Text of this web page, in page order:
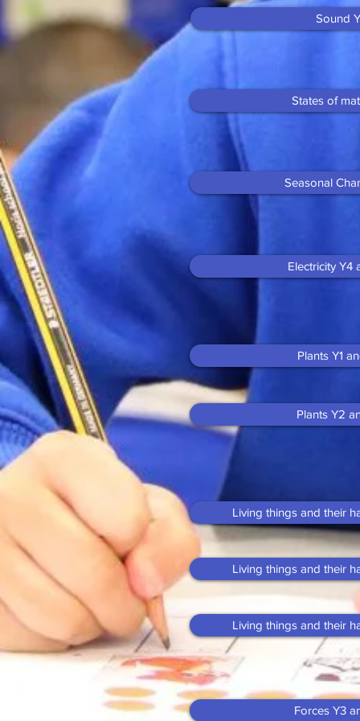
Sound
States of
Seasonal
Electricity Y4
Forces Y3
Living things and their
Plants Y1
Plants Y2
Living things and their
Living things and their